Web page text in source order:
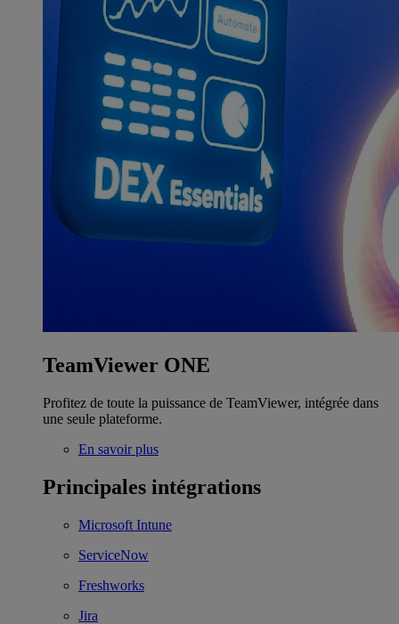
TeamViewer ONE
Profitez de toute la puissance de TeamViewer, intégrée dans
une seule plateforme.
En savoir plus
Principales intégrations
Microsoft Intune
ServiceNow
Freshworks
Jira